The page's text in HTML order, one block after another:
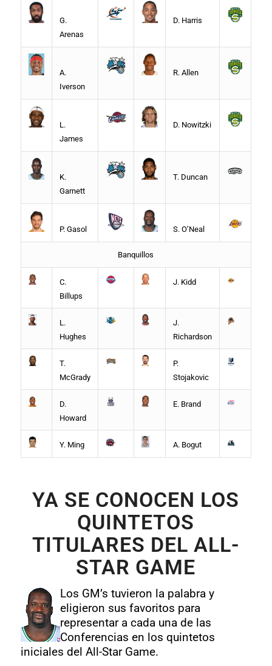
G.
Arenas
D. Harris
A.
Iverson
R. Allen
L.
James
D. Nowitzki
K.
Garnett
T. Duncan
P. Gasol S. O’Neal
Banquillos
C.
Billups
J. Kidd
L.
Hughes
J.
Richardson
T.
McGrady
P.
Stojakovic
D.
Howard
E. Brand
Y. Ming A. Bogut
YA SE CONOCEN LOS
QUINTETOS
TITULARES DEL ALL-
STAR GAME
Los GM’s tuvieron la palabra y
eligieron sus favoritos para
representar a cada una de las
Conferencias en los quintetos
iniciales del All-Star Game.